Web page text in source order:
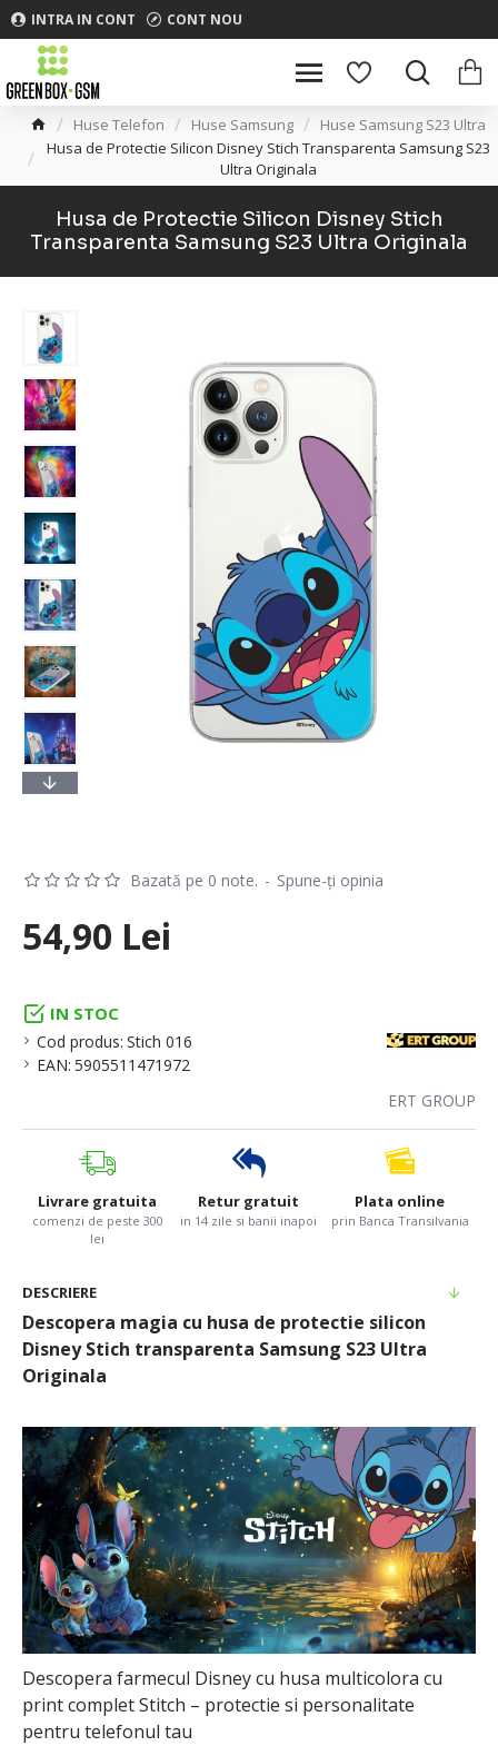
INTRA IN CONT CONT NOU
Huse Telefon Huse Samsung
Huse Samsung S23 Ultra
Husa de Protectie Silicon Disney Stich Transparenta Samsung S23
Ultra Originala
Husa de Protectie Silicon Disney Stich
Transparenta Samsung S23 Ultra Originala
IN STOC
Cod produs: Stich 016
EAN: 5905511471972
ERT GROUP
Bazată pe 0 note. - Spune-ţi opinia
54,90 Lei
Livrare gratuita
comenzi de peste 300
lei
Retur gratuit
in 14 zile si banii inapoi
Plata online
prin Banca Transilvania
DESCRIERE
Descopera magia cu husa de protectie silicon
Disney Stich transparenta Samsung S23 Ultra
Originala
Descopera farmecul Disney cu husa multicolora cu
print complet Stitch – protectie si personalitate
pentru telefonul tau